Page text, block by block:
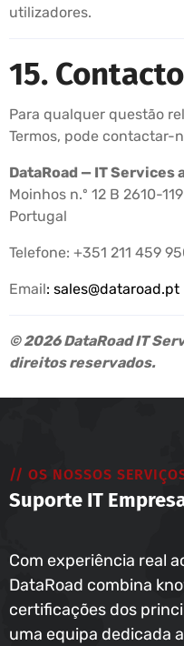
utilizadores.
15.
Para qualquer questão
Termos, pode contactar-
DataRoad — IT Services
Moinhos n.º 12 B 2610-
Portugal
Telefone: +351 211 459
Email: sales@dataroad.pt
© 2026 DataRoad IT
direitos reservados.
// OS NOSSOS
Suporte IT
Com experiência real
DataRoad combina
certificações dos
uma equipa dedicada